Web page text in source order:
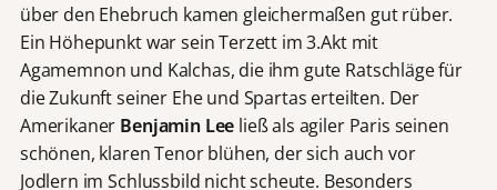
über den Ehebruch kamen gleichermaßen gut rüber.
Ein Höhepunkt war sein Terzett im 3.Akt mit
Agamemnon und Kalchas, die ihm gute Ratschläge für
die Zukunft seiner Ehe und Spartas erteilten. Der
Amerikaner Benjamin Lee ließ als agiler Paris seinen
schönen, klaren Tenor blühen, der sich auch vor
Jodlern im Schlussbild nicht scheute. Besonders